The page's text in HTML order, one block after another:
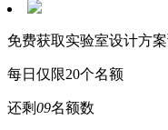
免费获取实验室设计方
每日仅限20个名额
还剩09名额数